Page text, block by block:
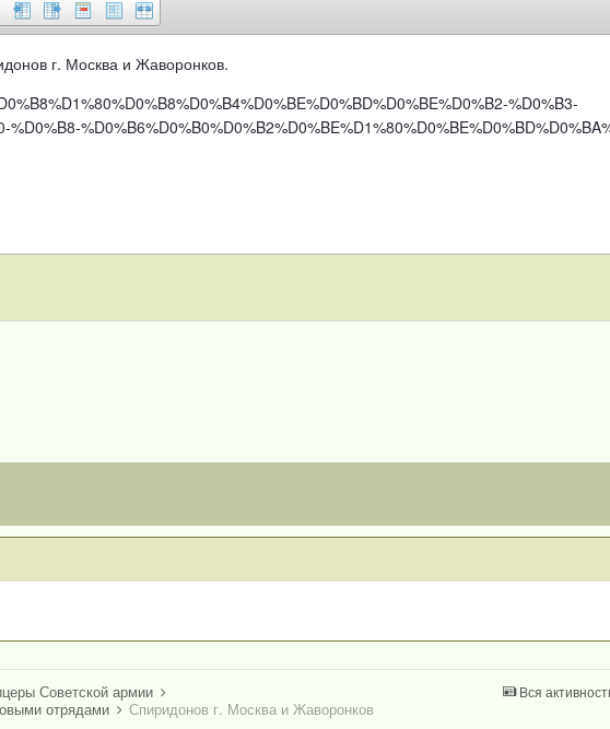
г. Москва и Жаворонков.
%D0%B3-
Вся
Советской армии
отрядами
Спиридонов г. Москва и Жаворонков